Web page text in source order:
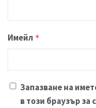
Имейл *
Запазване на
в този браузър за